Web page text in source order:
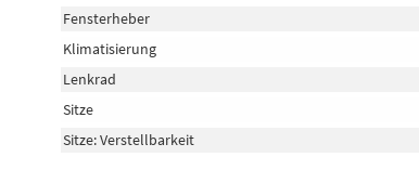
Fensterheber
Klimatisierung
Lenkrad
Sitze
Sitze: Verstellbarkeit